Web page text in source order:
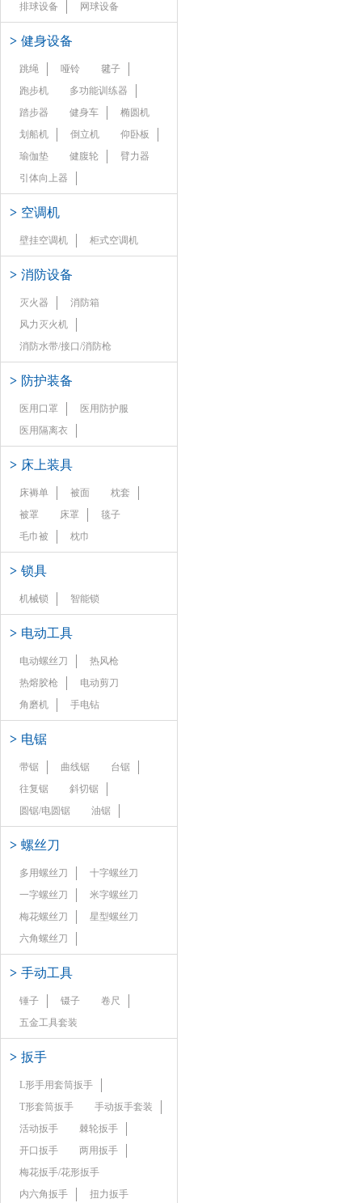
排球设备
网球设备
> 健身设备
跳绳 哑铃
毽子
跑步机
多功能训练器
踏步器
健身车
椭圆机
划船机
倒立机
仰卧板
瑜伽垫
健腹轮
臂力器
引体向上器
> 空调机
壁挂空调机 柜式空调机
> 消防设备
灭火器
消防箱
风力灭火机
消防水带/接口/消防枪
> 防护装备
医用口罩
医用防护服
医用隔离衣
> 床上装具
床褥单 被面
枕套
被罩
床罩
毯子
毛巾被
枕巾
> 锁具
机械锁 智能锁
> 电动工具
电动螺丝刀
热风枪
热熔胶枪
电动剪刀
角磨机
手电钻
> 电锯
带锯 曲线锯
台锯
往复锯
斜切锯
圆锯/电圆锯
油锯
> 螺丝刀
多用螺丝刀
十字螺丝刀
一字螺丝刀
米字螺丝刀
梅花螺丝刀
星型螺丝刀
六角螺丝刀
> 手动工具
锤子 镊子
卷尺
五金工具套装
> 扳手
L形手用套筒扳手
T形套筒扳手
手动扳手套装
活动扳手
棘轮扳手
开口扳手
两用扳手
梅花扳手/花形扳手
内六角扳手
扭力扳手